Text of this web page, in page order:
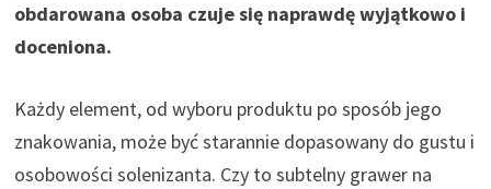
obdarowana osoba czuje się naprawdę wyjątkowo i
doceniona.
Każdy element, od wyboru produktu po sposób jego
znakowania, może być starannie dopasowany do gustu i
osobowości solenizanta. Czy to subtelny grawer na